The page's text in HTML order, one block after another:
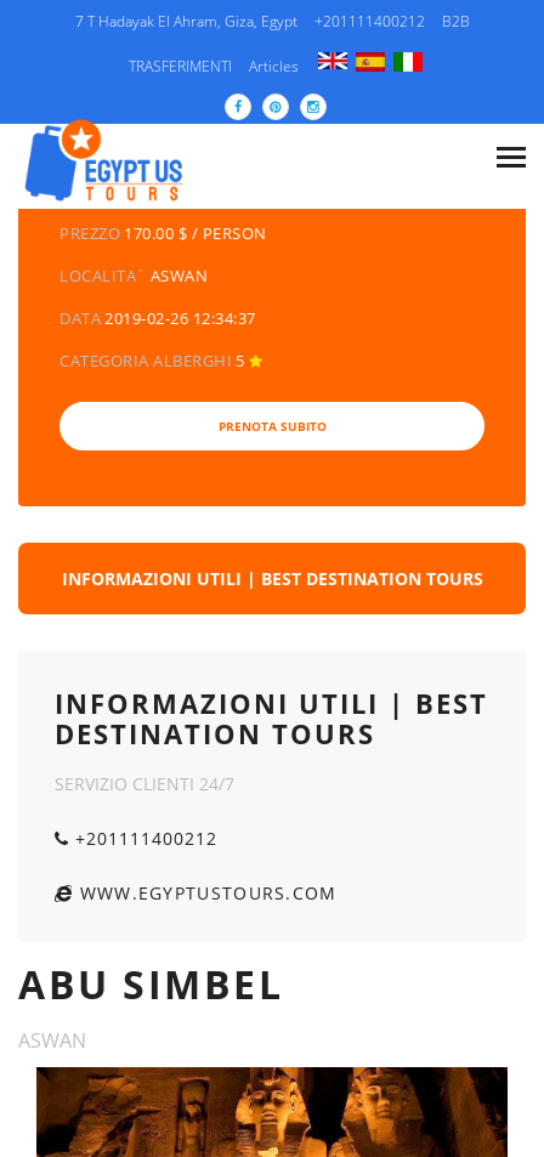
7 T Hadayak El Ahram, Giza, Egypt +201111400212 B2B
TRASFERIMENTI Articles
DETTAGLI DEI TOURS
CATEGORIA
EGITTO/ PACCHETTI DI VIAGGIO /
ESCURSIONI/ CROCIERA SUL NILO
PREZZO 170.00 $ / PERSON
LOCALITA` ASWAN
DATA2019-02-26 12:34:37
CATEGORIA ALBERGHI 5
PRENOTA SUBITO
INFORMAZIONI UTILI | BEST DESTINATION TOURS
INFORMAZIONI UTILI | BEST
DESTINATION TOURS
SERVIZIO CLIENTI 24/7
+201111400212
WWW.EGYPTUSTOURS.COM
ABU SIMBEL
ASWAN